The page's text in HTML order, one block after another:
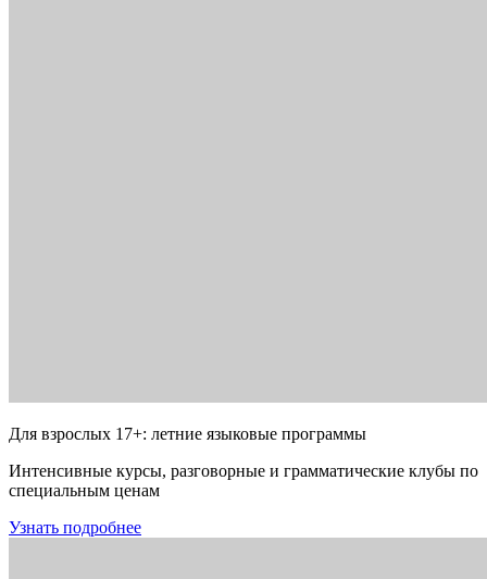
Для взрослых 17+: летние языковые программы
Интенсивные курсы, разговорные и грамматические клубы по
специальным ценам
Узнать подробнее